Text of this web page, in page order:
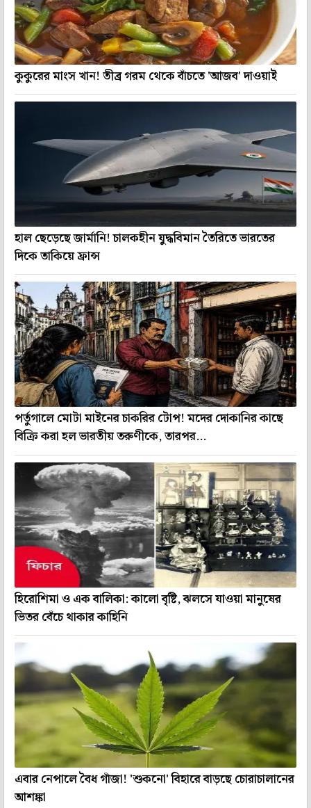
কুকুরের মাংস খান! তীব্র গরম থেকে বাঁচতে 'আজব' দাওয়াই
হাল ছেড়েছে জার্মানি! চালকহীন যুদ্ধবিমান তৈরিতে ভারতের
দিকে তাকিয়ে ফ্রান্স
পর্তুগালে মোটা মাইনের চাকরির টোপ! মদের দোকানির কাছে
বিক্রি করা হল ভারতীয় তরুণীকে, তারপর...
হিরোশিমা ও এক বালিকা: কালো বৃষ্টি, ঝলসে যাওয়া মানুষের
ভিতর বেঁচে থাকার কাহিনি
এবার নেপালে বৈধ গাঁজা! 'শুকনো' বিহারে বাড়ছে চোরাচালানের
আশঙ্কা